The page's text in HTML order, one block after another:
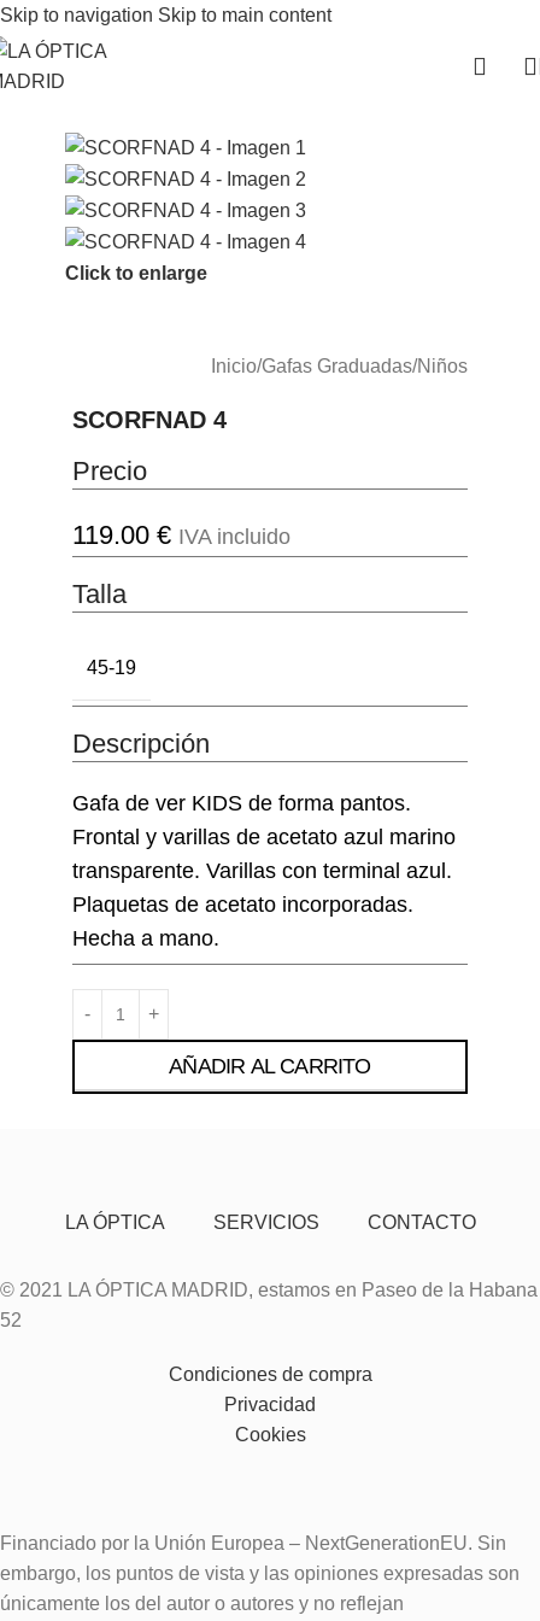
Skip to navigation Skip to main content
Click to enlarge
Inicio/Gafas Graduadas/Niños
SCORFNAD 4
Precio
119.00 € IVA incluido
Talla
45-19
Descripción
Gafa de ver KIDS de forma pantos.
Frontal y varillas de acetato azul marino
transparente. Varillas con terminal azul.
Plaquetas de acetato incorporadas.
Hecha a mano.
AÑADIR AL CARRITO
LA ÓPTICA SERVICIOS CONTACTO
© 2021 LA ÓPTICA MADRID, estamos en Paseo de la Habana
52
Condiciones de compra
Privacidad
Cookies
Financiado por la Unión Europea – NextGenerationEU. Sin
embargo, los puntos de vista y las opiniones expresadas son
únicamente los del autor o autores y no reflejan